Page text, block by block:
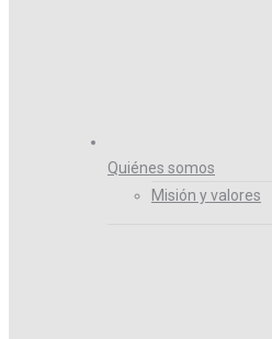
Quiénes somos
Misión y valores